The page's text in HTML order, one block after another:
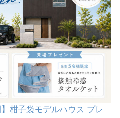
柑子袋モデルハウス プレ